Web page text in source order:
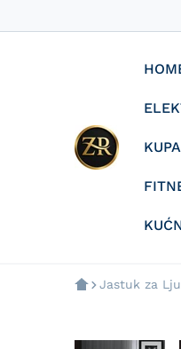
Jastuk za